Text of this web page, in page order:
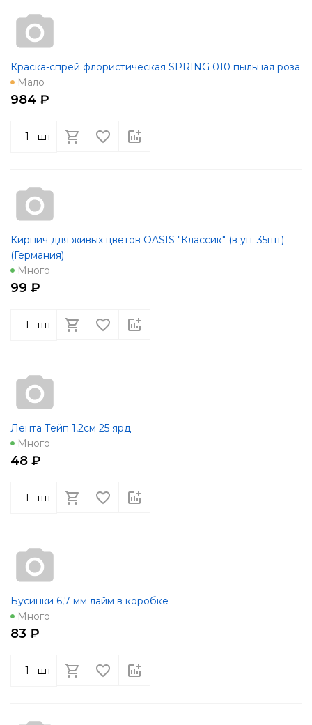
Краска-спрей флористическая SPRING 010 пыльная роза
Мало
984 ₽
шт
Кирпич для живых цветов OASIS "Классик" (в уп. 35шт)
(Германия)
Много
99 ₽
шт
Лента Тейп 1,2см 25 ярд
Много
48 ₽
шт
Бусинки 6,7 мм лайм в коробке
Много
83 ₽
шт